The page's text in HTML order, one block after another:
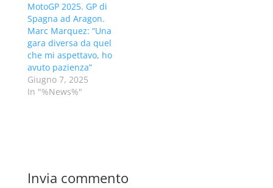
MotoGP 2025. GP di
Spagna ad Aragon.
Marc Marquez: “Una
gara diversa da quel
che mi aspettavo, ho
avuto pazienza”
Giugno 7, 2025
In "%News%"
Invia commento